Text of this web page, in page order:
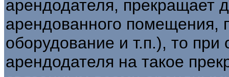
арендодателя, прекращает
арендованного помещения,
оборудование и т.п.), то при
арендодателя на такое